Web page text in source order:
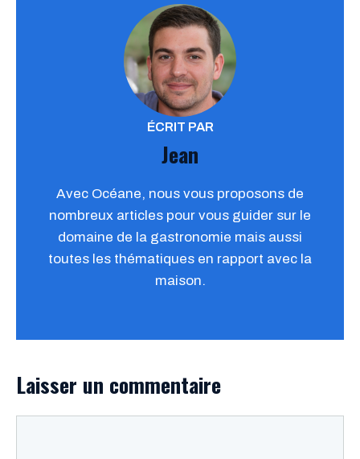
ÉCRIT PAR
Jean
Avec Océane, nous vous proposons de
nombreux articles pour vous guider sur le
domaine de la gastronomie mais aussi
toutes les thématiques en rapport avec la
maison.
Laisser un commentaire